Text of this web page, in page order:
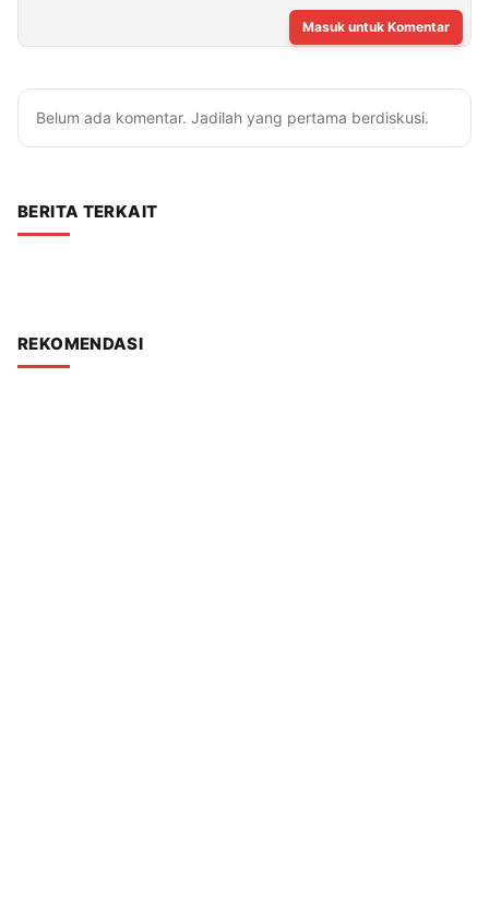
Masuk untuk Komentar
Belum ada komentar. Jadilah yang pertama berdiskusi.
BERITA TERKAIT
REKOMENDASI